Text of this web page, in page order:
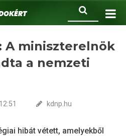
A miniszterelnök
a nemzeti
kdnp.hu
hibát vétett, amelyekből